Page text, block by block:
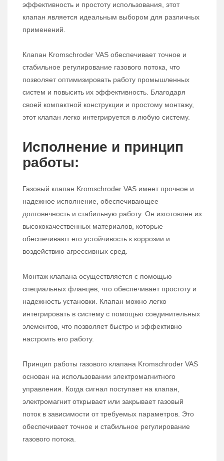
эффективность и простоту использования, этот
клапан является идеальным выбором для различных
применений.
Клапан Kromschroder VAS обеспечивает точное и
стабильное регулирование газового потока, что
позволяет оптимизировать работу промышленных
систем и повысить их эффективность. Благодаря
своей компактной конструкции и простому монтажу,
этот клапан легко интегрируется в любую систему.
Исполнение и принцип
работы:
Газовый клапан Kromschroder VAS имеет прочное и
надежное исполнение, обеспечивающее
долговечность и стабильную работу. Он изготовлен из
высококачественных материалов, которые
обеспечивают его устойчивость к коррозии и
воздействию агрессивных сред.
Монтаж клапана осуществляется с помощью
специальных фланцев, что обеспечивает простоту и
надежность установки. Клапан можно легко
интегрировать в систему с помощью соединительных
элементов, что позволяет быстро и эффективно
настроить его работу.
Принцип работы газового клапана Kromschroder VAS
основан на использовании электромагнитного
управления. Когда сигнал поступает на клапан,
электромагнит открывает или закрывает газовый
поток в зависимости от требуемых параметров. Это
обеспечивает точное и стабильное регулирование
газового потока.